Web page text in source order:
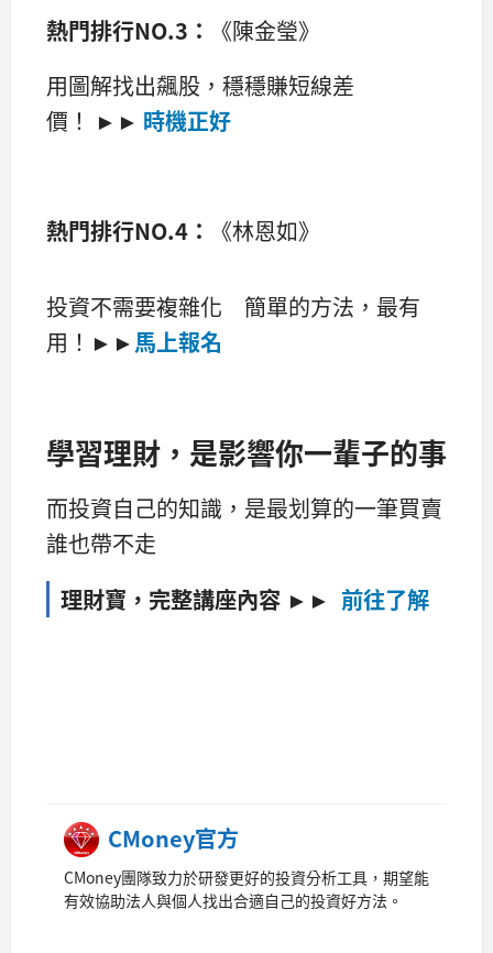
熱門排行NO.3：
《陳金瑩》
用圖解找出飆股，穩穩賺短線差
價！ ►► 時機正好
熱門排行NO.4： 《林恩如》
投資不需要複雜化 簡單的方法，最有
用！ ►►馬上報名
學習理財，是影響你一輩子的事
而投資自己的知識，是最划算的一筆買賣
誰也帶不走
理財寶， 完整講座內容 ►► 前往了解
CMoney官方
CMoney團隊致力於研發更好的投資分析工具，期望能
有效協助法人與個人找出合適自己的投資好方法。